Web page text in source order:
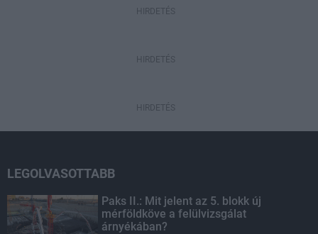
HIRDETÉS
HIRDETÉS
HIRDETÉS
LEGOLVASOTTABB
Paks II.: Mit jelent az 5. blokk új
mérföldköve a felülvizsgálat
árnyékában?